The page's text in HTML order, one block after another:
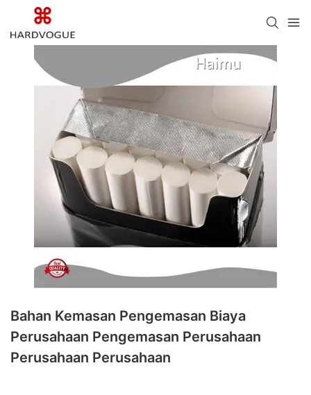
Bahan Kemasan Pengemasan Biaya
Perusahaan Pengemasan Perusahaan
Perusahaan Perusahaan